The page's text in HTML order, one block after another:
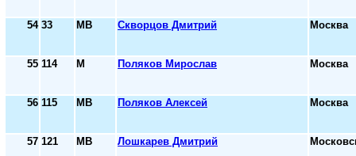
54 33 МВ Скворцов Дмитрий Москва
55 114 М Поляков Мирослав Москва
56 115 МВ Поляков Алексей Москва
57 121 МВ Лошкарев Дмитрий